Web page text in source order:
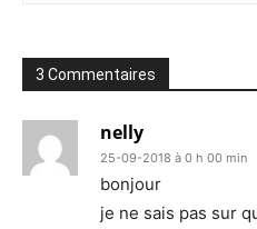
3 Commentaires
nelly
25-09-2018 à 0 h 00 min
bonjour
je ne sais pas sur